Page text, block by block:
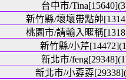
台中市/
新竹縣/壞壞帶點帥
桃園市/請輸入暱稱
新竹縣/小芹
新北市/
新北市/小孬孬